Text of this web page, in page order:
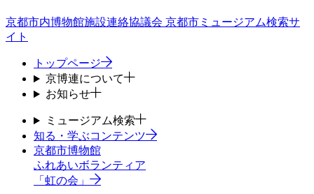
京都市内博物館施設連絡協議会 京都市ミュージアム検索サ
イト
トップページ
京博連について
お知らせ
ミュージアム検索
知る・学ぶコンテンツ
京都市博物館
ふれあいボランティア
「虹の会」